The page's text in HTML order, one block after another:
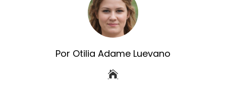
Por Otilia Adame Luevano